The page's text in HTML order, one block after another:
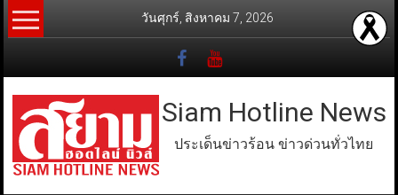
Skip
to
วันศุกร์, สิงหาคม 7, 2026
Siam Hotline News
ประเด็นข่าวร้อน ข่าวด่วนทั่วไทย